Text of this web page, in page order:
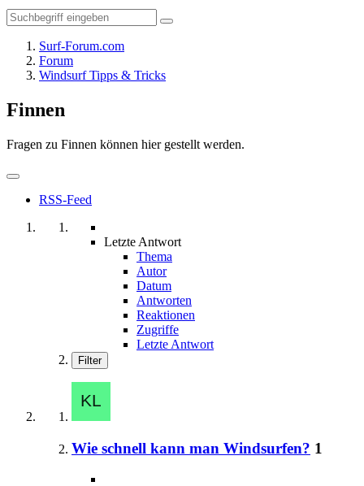
Surf-Forum.com
Forum
Windsurf Tipps & Tricks
Finnen
Fragen zu Finnen können hier gestellt werden.
RSS-Feed
Letzte Antwort
Thema
Autor
Datum
Antworten
Reaktionen
Zugriffe
Letzte Antwort
Filter
Wie schnell kann man Windsurfen? 1